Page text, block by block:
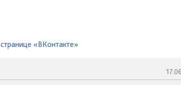
«ВКонтакте»